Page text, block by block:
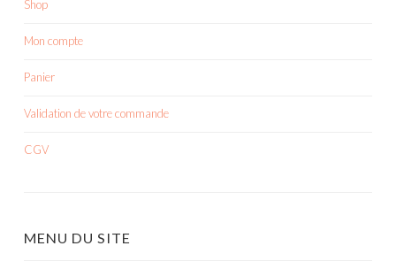
Shop
Mon compte
Panier
Validation de votre commande
CGV
MENU DU SITE